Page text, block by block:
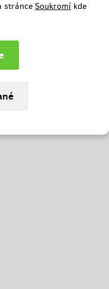
stránce Soukromí kde